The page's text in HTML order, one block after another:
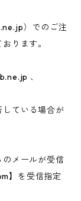
）でのご注
ります。
、
ている場合が
のメールが受信
】を受信指定